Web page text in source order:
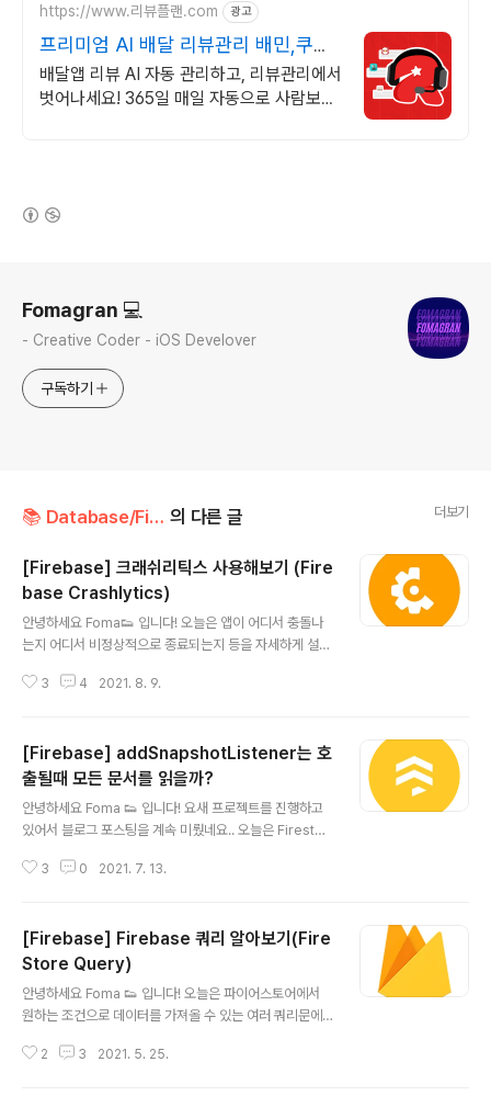
https://www.리뷰플랜.com 광고
프리미엄 AI 배달 리뷰관리 배민,쿠팡,
요기요 리뷰 관리
배달앱 리뷰 AI 자동 관리하고, 리뷰관리에서
벗어나세요! 365일 매일 자동으로 사람보다
Fomagran 💻
- Creative Coder - iOS Develover
구독하기
📚 Database/Firebase 의 다른 글 더보기
[Firebase] 크래쉬리틱스 사용해보기 (Fire
base Crashlytics)
안녕하세요 Foma👟 입니다! 오늘은 앱이 어디서 충돌나
는지 어디서 비정상적으로 종료되는지 등을 자세하게 설명
해서 정리하도록 하겠습니다. 바로 시작할게요~ Crashlyt
류 보고 도구로 앱 품질을 저하하는 안정성 문제를 추적하
고 우선순위를 지정하고 문제를 해결하는 데 도움이 됩니
다. Crashlytics는 비정상 종료를 지능적으로 그룹화하고
이러한 비정상 종료를 유발하는 상황을 강조하여 보여주므
사용자에게 영향을 미치는지 확인해 보세요. 문제의 심각
3 4 2021. 8. 9.
[Firebase] addSnapshotListener는 호
출될때 모든 문서를 읽을까?
안녕하세요 Foma 👟 입니다! 요새 프로젝트를 진행하고
있어서 블로그 포스팅을 계속 미뤘네요.. 오늘은 Firestor
stener을 사용할 때 snapshot의 documents의 갯수
는 의문이 들어서 실험해본 결과를 정리하려고 합니다. 바
로 시작할게요~ Firestore 파이어베이스 공식 문서에는
아래와 같이 추가,수정,삭제가 발생할 때마다 읽는 횟수가
증가한다고 나외있습니다. (저는.. 이걸 봐도 전체 문서를
읽는건지 아니면 변경된 것만 읽는건지 정확히 알 수가 없
더라구요.) 데이터는 아래와 같이 Test라는 컬렉션에 nu
3 0 2021. 7. 13.
[Firebase] Firebase 쿼리 알아보기(Fire
Store Query)
안녕하세요 Foma 👟 입니다! 오늘은 파이어스토어에서
원하는 조건으로 데이터를 가져올 수 있는 여러 쿼리문에
에 포마라는 값과 같은 문서가 전부 반환됩니다. db.colle
2 3 2021. 5. 25.